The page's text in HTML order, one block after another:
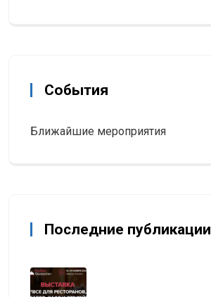
События
Ближайшие мероприятия
Последние публикации